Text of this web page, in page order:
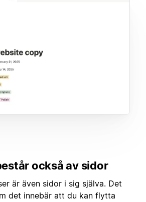
också av sidor
är även sidor i sig själva. Det
det innebär att du kan flytta